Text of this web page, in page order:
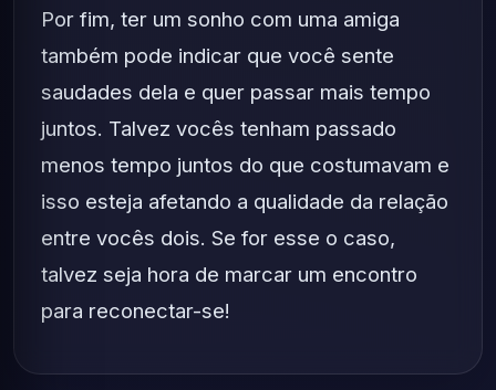
Por fim, ter um sonho com uma amiga
também pode indicar que você sente
saudades dela e quer passar mais tempo
juntos. Talvez vocês tenham passado
menos tempo juntos do que costumavam e
isso esteja afetando a qualidade da relação
entre vocês dois. Se for esse o caso,
talvez seja hora de marcar um encontro
para reconectar-se!